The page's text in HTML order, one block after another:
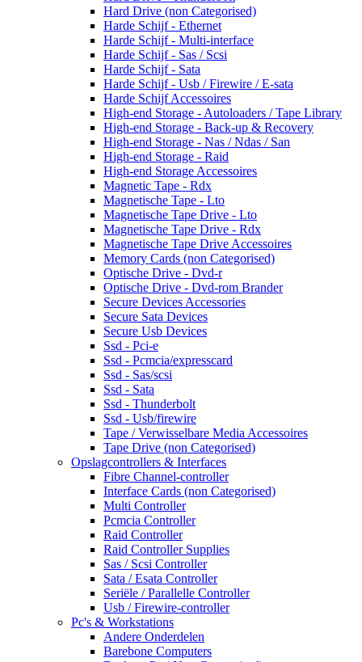
Hard Drive (non Categorised)
Harde Schijf - Ethernet
Harde Schijf - Multi-interface
Harde Schijf - Sas / Scsi
Harde Schijf - Sata
Harde Schijf - Usb / Firewire / E-sata
Harde Schijf Accessoires
High-end Storage - Autoloaders / Tape Library
High-end Storage - Back-up & Recovery
High-end Storage - Nas / Ndas / San
High-end Storage - Raid
High-end Storage Accessoires
Magnetic Tape - Rdx
Magnetische Tape - Lto
Magnetische Tape Drive - Lto
Magnetische Tape Drive - Rdx
Magnetische Tape Drive Accessoires
Memory Cards (non Categorised)
Optische Drive - Dvd-r
Optische Drive - Dvd-rom Brander
Secure Devices Accessories
Secure Sata Devices
Secure Usb Devices
Ssd - Pci-e
Ssd - Pcmcia/expresscard
Ssd - Sas/scsi
Ssd - Sata
Ssd - Thunderbolt
Ssd - Usb/firewire
Tape / Verwisselbare Media Accessoires
Tape Drive (non Categorised)
Opslagcontrollers & Interfaces
Fibre Channel-controller
Interface Cards (non Categorised)
Multi Controller
Pcmcia Controller
Raid Controller
Raid Controller Supplies
Sas / Scsi Controller
Sata / Esata Controller
Seriële / Parallelle Controller
Usb / Firewire-controller
Pc's & Workstations
Andere Onderdelen
Barebone Computers